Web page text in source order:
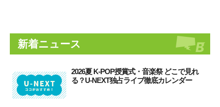
新着ニュース
2026夏 K-POP授賞式・音楽祭 どこで見れ
る？U-NEXT独占ライブ徹底カレンダー